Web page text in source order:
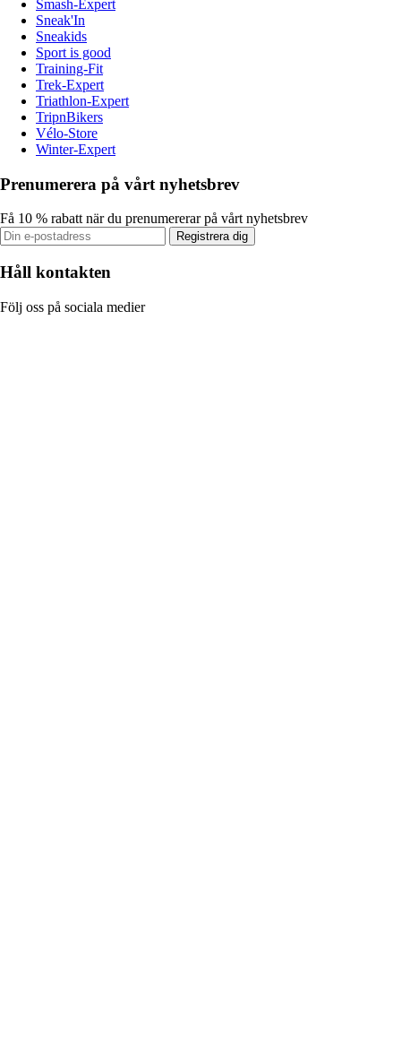
Smash-Expert
Sneak'In
Sneakids
Sport is good
Training-Fit
Trek-Expert
Triathlon-Expert
TripnBikers
Vélo-Store
Winter-Expert
Prenumerera på vårt nyhetsbrev
Få 10 % rabatt när du prenumererar på vårt nyhetsbrev
Registrera dig
Håll kontakten
Följ oss på sociala medier